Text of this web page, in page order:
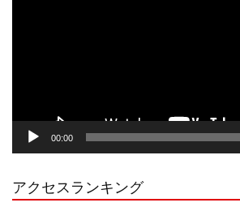
r
a
e
C
00:00
アクセスランキング